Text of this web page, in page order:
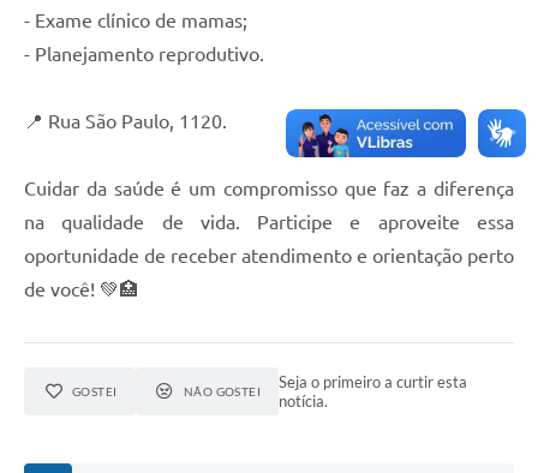
- Exame clínico de mamas;
- Planejamento reprodutivo.
📍 Rua São Paulo, 1120.
Cuidar da saúde é um compromisso que faz a diferença
na qualidade de vida. Participe e aproveite essa
oportunidade de receber atendimento e orientação perto
de você! 💚🏥
GOSTEI NÃO GOSTEI
Seja o primeiro a curtir esta
notícia.